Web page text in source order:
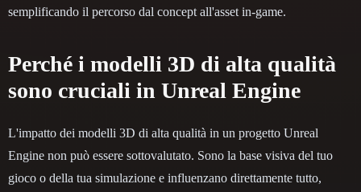
semplificando il percorso dal concept all'asset in-game.
Perché i modelli 3D di alta qualità
sono cruciali in Unreal Engine
L'impatto dei modelli 3D di alta qualità in un progetto Unreal
Engine non può essere sottovalutato. Sono la base visiva del tuo
gioco o della tua simulazione e influenzano direttamente tutto,